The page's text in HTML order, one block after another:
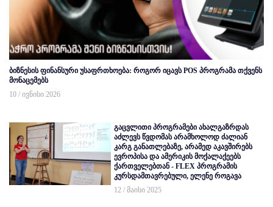
ბიზნესის ფინანსური უსაფრთხოება: როგორ იცავს POS პროგრამა თქვენს
მონაცემებს
10 / ივნისი 2026
გაცვლითი პროგრამები ახალგაზრდას
აძლევს წვდომას არამხოლოდ ძალიან
კარგ განათლებაზე, არამედ აკავშირებს
ევროპისა და ამერიკის მოქალაქეებს
ქართველებთან - FLEX პროგრამის
კურსდამთავრებული, ელენე როგავა
12 / მაისი 2025